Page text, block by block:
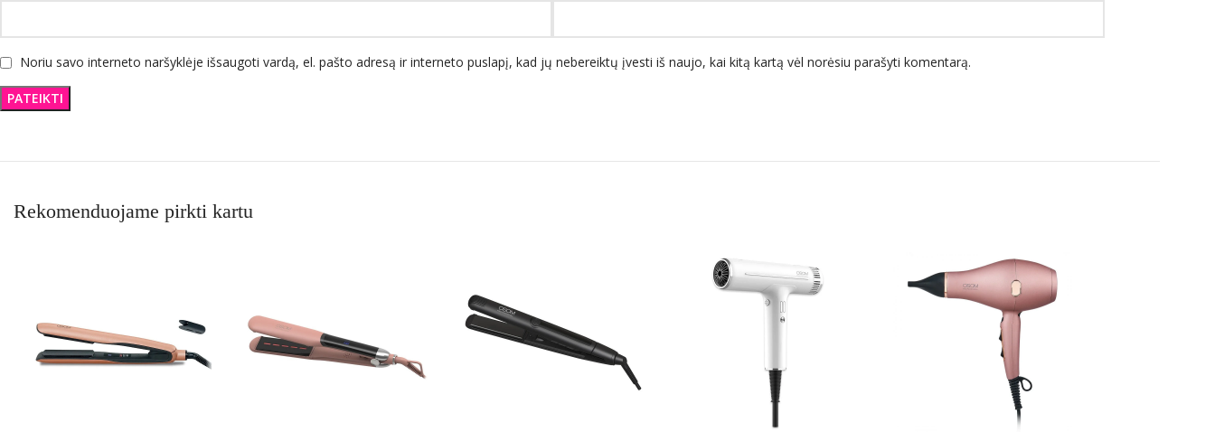
Noriu savo interneto naršyklėje išsaugoti vardą, el. pašto adresą ir interneto puslapį, kad jų nebereiktų įvesti iš naujo, kai kitą kartą vėl norėsiu parašyti komentarą.
Rekomenduojame pirkti kartu